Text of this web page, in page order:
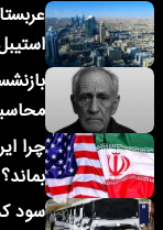
چرا
بماند؟
سود